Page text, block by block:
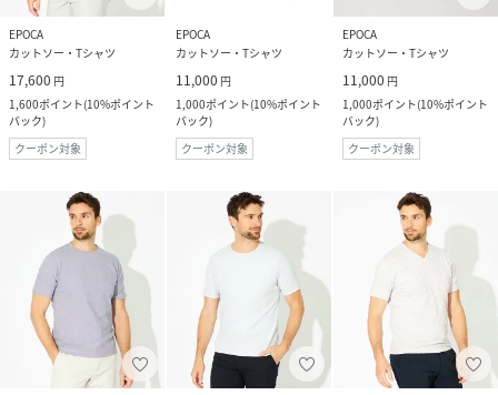
EPOCA
カットソー・Tシャツ
17,600 円
1,600ポイント(10%ポイント
バック)
クーポン対象
EPOCA
カットソー・Tシャツ
11,000 円
1,000ポイント(10%ポイント
バック)
クーポン対象
EPOCA
カットソー・Tシャツ
11,000 円
1,000ポイント(10%ポイント
バック)
クーポン対象